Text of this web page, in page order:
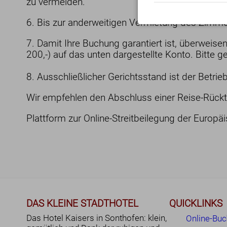
6. Bis zur anderweitigen Vermietung des
7. Damit Ihre Buchung garantiert ist,
200,-) auf das unten dargestellte Konto. Bitte
8. Ausschließlicher Gerichtsstand ist der
Wir empfehlen den Abschluss einer Reise-
Plattform zur Online-Streitbeilegung der
DAS KLEINE STADTHOTEL
Das Hotel Kaisers in Sonthofen: klein,
QUICKLINKS
Online-